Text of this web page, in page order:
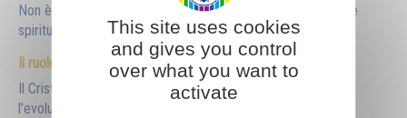
Non è soltanto una città celeste, ma uno stato di perfezione
spirituale.
Il ruolo del Cristo
Il Cristo è presentato come il principio divino che guida
l'evoluzione dell'umanità.
This site uses cookies
and gives you control
over what you want to
activate